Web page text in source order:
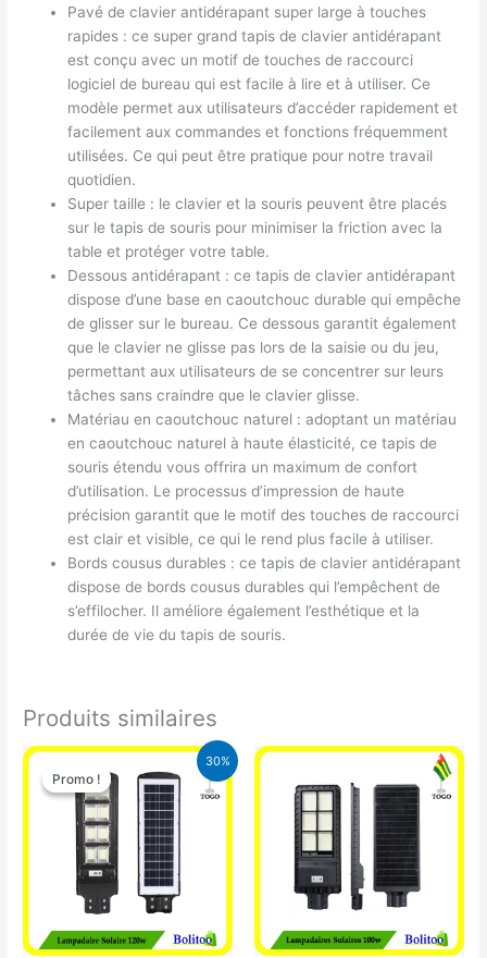
Pavé de clavier antidérapant super large à touches
rapides : ce super grand tapis de clavier antidérapant
est conçu avec un motif de touches de raccourci
logiciel de bureau qui est facile à lire et à utiliser. Ce
modèle permet aux utilisateurs d’accéder rapidement et
facilement aux commandes et fonctions fréquemment
utilisées. Ce qui peut être pratique pour notre travail
quotidien.
Super taille : le clavier et la souris peuvent être placés
sur le tapis de souris pour minimiser la friction avec la
table et protéger votre table.
Dessous antidérapant : ce tapis de clavier antidérapant
dispose d’une base en caoutchouc durable qui empêche
de glisser sur le bureau. Ce dessous garantit également
que le clavier ne glisse pas lors de la saisie ou du jeu,
permettant aux utilisateurs de se concentrer sur leurs
tâches sans craindre que le clavier glisse.
Matériau en caoutchouc naturel : adoptant un matériau
en caoutchouc naturel à haute élasticité, ce tapis de
souris étendu vous offrira un maximum de confort
d’utilisation. Le processus d’impression de haute
précision garantit que le motif des touches de raccourci
est clair et visible, ce qui le rend plus facile à utiliser.
Bords cousus durables : ce tapis de clavier antidérapant
dispose de bords cousus durables qui l’empêchent de
s’effilocher. Il améliore également l’esthétique et la
durée de vie du tapis de souris.
Produits similaires
30%
Promo !
Promo !
Le
prix
initial
était :
50.000 CFA.
Le
prix
actuel
est :
35.000 CFA.